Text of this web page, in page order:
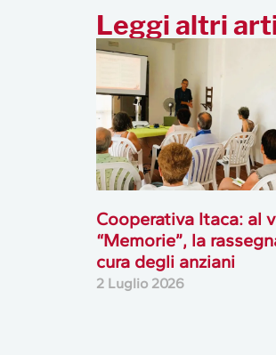
Leggi altri
Cooperativa Itaca: al
“Memorie”, la
cura degli anziani
2 Luglio 2026